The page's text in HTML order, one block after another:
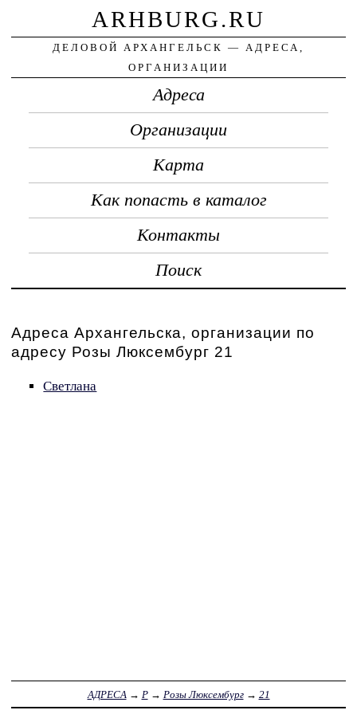
ARHBURG.RU
ДЕЛОВОЙ АРХАНГЕЛЬСК — АДРЕСА,
ОРГАНИЗАЦИИ
Адреса
Организации
Карта
Как попасть в каталог
Контакты
Поиск
Адреса Архангельска, организации по
адресу Розы Люксембург 21
Светлана
АДРЕСА → Р→ Розы Люксембург→ 21